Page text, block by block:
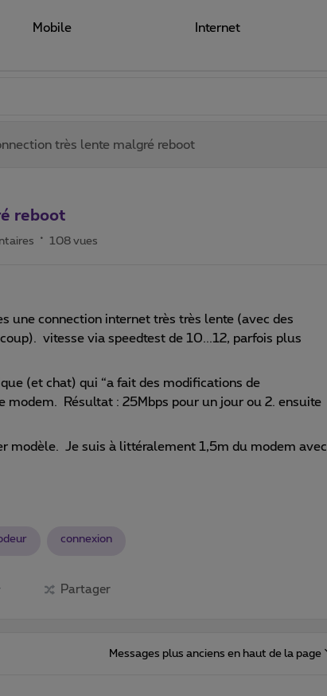
Mobile Internet
très lente malgré reboot
reboot
108 vues
une connection internet très très lente (avec des
vitesse via speedtest de 10...12, parfois plus
(et chat) qui “a fait des modifications de
modem. Résultat : 25Mbps pour un jour ou 2. ensuite
modèle. Je suis à littéralement 1,5m du modem avec
connexion
Partager
Messages plus anciens en haut de la page